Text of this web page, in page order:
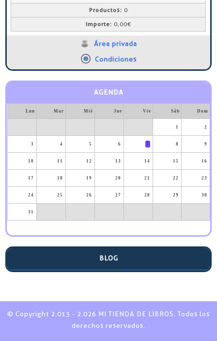
Productos: 0
Importe: 0,00€
Área privada
Condiciones
AGENDA
Lun Mar Mié Jue Vie Sáb Dom
1 2
3 4 5 6 7 8 9
10 11 12 13 14 15 16
17 18 19 20 21 22 23
24 25 26 27 28 29 30
31
BLOG
© Copyright 2.013 - 2.026 MI TIENDA DE LIBROS. Todos los
derechos reservados.